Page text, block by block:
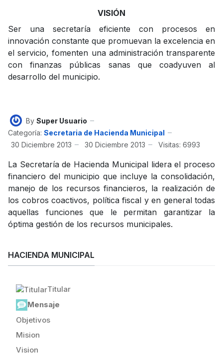
VISIÓN
Ser una secretaría eficiente con procesos en
innovación constante que promuevan la excelencia en
el servicio, fomenten una administración transparente
con finanzas públicas sanas que coadyuven al
desarrollo del municipio.
By Super Usuario
Categoría: Secretaria de Hacienda Municipal
30 Diciembre 2013
30 Diciembre 2013 Visitas: 6993
La Secretaría de Hacienda Municipal lidera el proceso
financiero del municipio que incluye la consolidación,
manejo de los recursos financieros, la realización de
los cobros coactivos, política fiscal y en general todas
aquellas funciones que le permitan garantizar la
óptima gestión de los recursos municipales.
HACIENDA MUNICIPAL
Titular
Mensaje
Objetivos
Mision
Vision